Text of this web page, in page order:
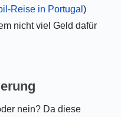
Reise in Portugal)
nicht viel Geld dafür
nein? Da diese